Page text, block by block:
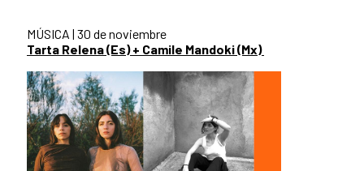
MÚSICA | 30 de noviembre
Tarta Relena (Es) + Camile Mandoki (Mx)